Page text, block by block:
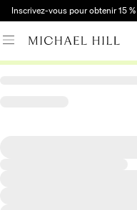
Inscrivez-vous pour obtenir 15 %